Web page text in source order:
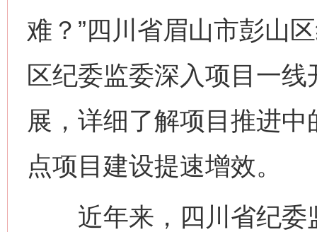
难？”四川省眉山市彭山
区纪委监委深入项目一
展，详细了解项目推进
点项目建设提速增效。
近年来，四川省纪委